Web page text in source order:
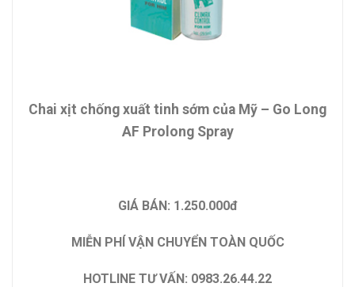
Chai xịt chống xuất tinh sớm của Mỹ – Go Long
AF Prolong Spray
GIÁ BÁN: 1.250.000đ
MIỄN PHÍ VẬN CHUYỂN TOÀN QUỐC
HOTLINE TƯ VẤN: 0983.26.44.22